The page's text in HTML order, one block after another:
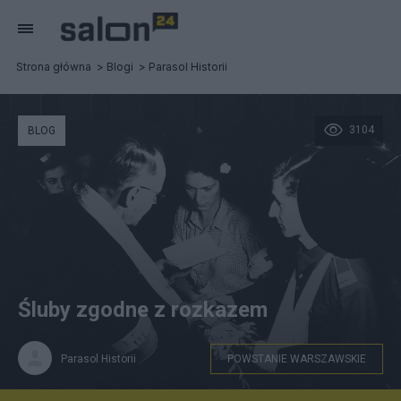
Strona główna Blogi Parasol Historii
3104
BLOG
Śluby zgodne z rozkazem
Parasol Historii POWSTANIE WARSZAWSKIE